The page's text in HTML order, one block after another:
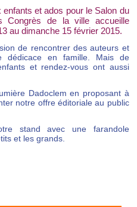
et ados pour le Salon du
Congrès de la ville accueille
au dimanche 15 février 2015.
de rencontrer des auteurs et
dédicace en famille. Mais de
et rendez-vous ont aussi
Dadoclem en proposant à
notre offre éditoriale au public
stand avec une farandole
et les grands.